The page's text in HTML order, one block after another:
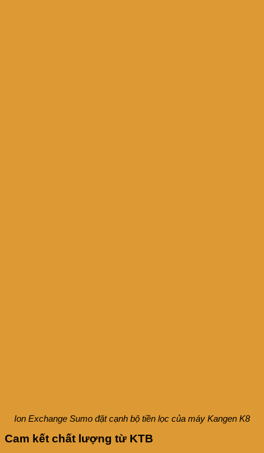
Ion Exchange Sumo đặt cạnh bộ tiền lọc của máy Kangen K8
Cam kết chất lượng từ KTB